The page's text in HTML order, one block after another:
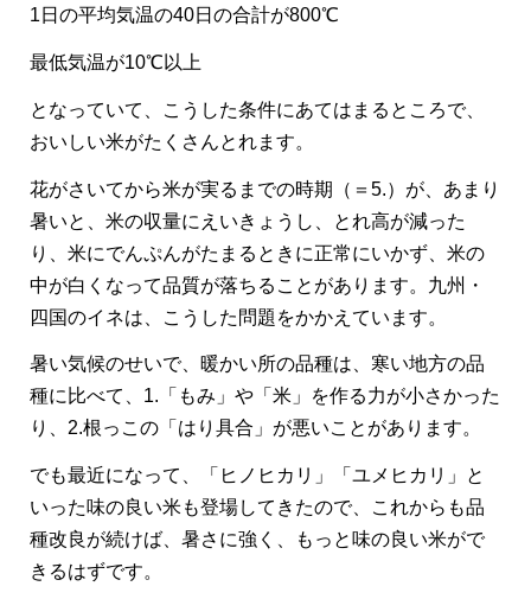
1日の平均気温の40日の合計が800℃
最低気温が10℃以上
となっていて、こうした条件にあてはまるところで、
おいしい米がたくさんとれます。
花がさいてから米が実るまでの時期（＝5.）が、あまり
暑いと、米の収量にえいきょうし、とれ高が減った
り、米にでんぷんがたまるときに正常にいかず、米の
中が白くなって品質が落ちることがあります。九州・
四国のイネは、こうした問題をかかえています。
暑い気候のせいで、暖かい所の品種は、寒い地方の品
種に比べて、1.「もみ」や「米」を作る力が小さかった
り、2.根っこの「はり具合」が悪いことがあります。
でも最近になって、「ヒノヒカリ」「ユメヒカリ」と
いった味の良い米も登場してきたので、これからも品
種改良が続けば、暑さに強く、もっと味の良い米がで
きるはずです。